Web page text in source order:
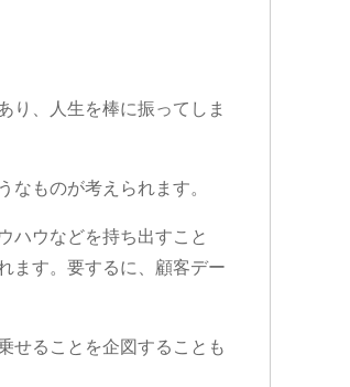
り、人生を棒に振ってしま
ものが考えられます。
ハウなどを持ち出すこと
ます。要するに、顧客デー
せることを企図することも